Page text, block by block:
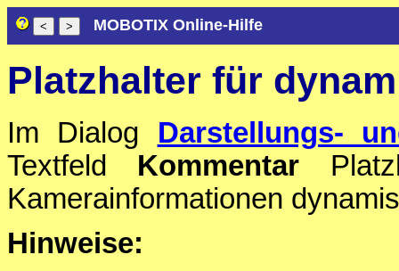
MOBOTIX Online-Hilfe
Platzhalter für
Im Dialog Darstellungs-
Textfeld Kommentar
Kamerainformationen
Hinweise: